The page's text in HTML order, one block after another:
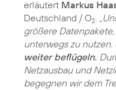
erläutert Markus
Deutschland / O2.
größere
unterwegs zu nutzen.
weiter beflügeln.
Netzausbau und
begegnen wir dem